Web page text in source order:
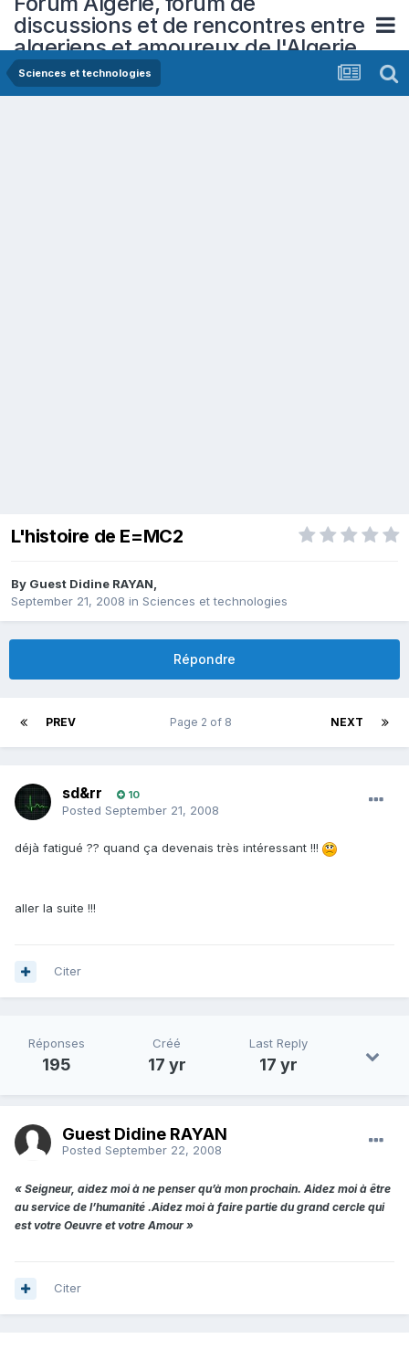
discussions et de rencontres entre
algeriens et amoureux de l'Algerie
Sciences et technologies
L'histoire de E=MC2
By Guest Didine RAYAN,
September 21, 2008 in Sciences et technologies
Répondre
PREV NEXT
Page 2 of 8
sd&rr 10
Posted September 21, 2008
déjà fatigué ?? quand ça devenais très intéressant !!!
aller la suite !!!
Citer
Réponses
195
Créé
17 yr
Last Reply
17 yr
Guest Didine RAYAN
Posted September 22, 2008
« Seigneur, aidez moi à ne penser qu’à mon prochain. Aidez moi à être
au service de l’humanité .Aidez moi à faire partie du grand cercle qui
est votre Oeuvre et votre Amour »
Citer